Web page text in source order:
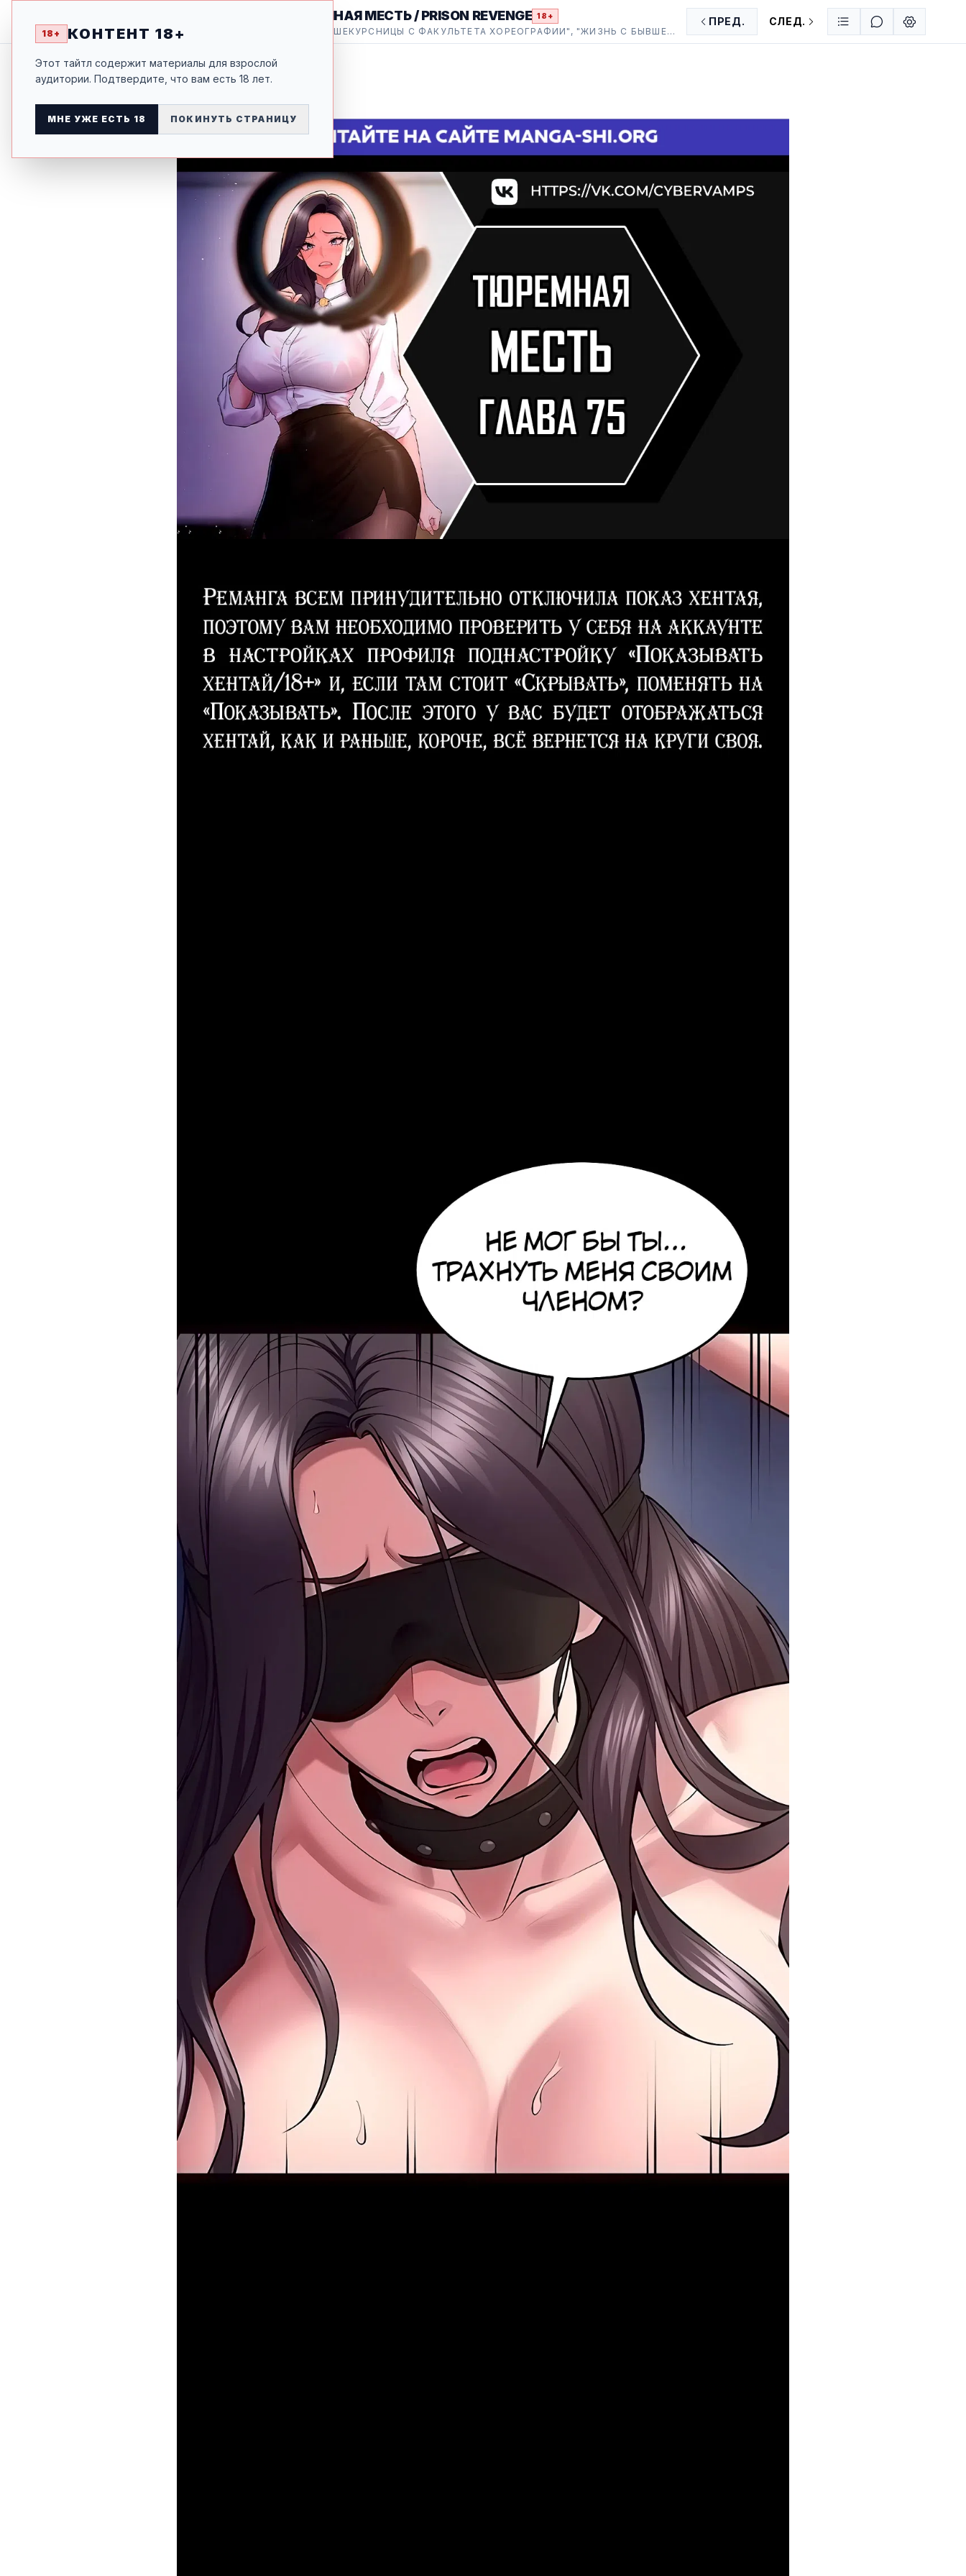
18+ КОНТЕНТ 18+
Этот тайтл содержит материалы для взрослой
аудитории. Подтвердите, что вам есть 18 лет.
МНЕ УЖЕ ЕСТЬ 18 ПОКИНУТЬ СТРАНИЦУ
ТЮРЕМНАЯ МЕСТЬ / PRISON REVENGE 18+
ГЛАВА 75: ОТ ХУДОЖНИКА "СТАРШЕКУРСНИЦЫ С ФАКУЛЬТЕТА ХОРЕОГРАФИИ", "ЖИЗНЬ С БЫВШЕЙ ЖЕНОЙ" И АВТОРА "МЕТОД ОБУЧЕНИЯ МУЖЧИНЫ"
ПРЕД. СЛЕД.